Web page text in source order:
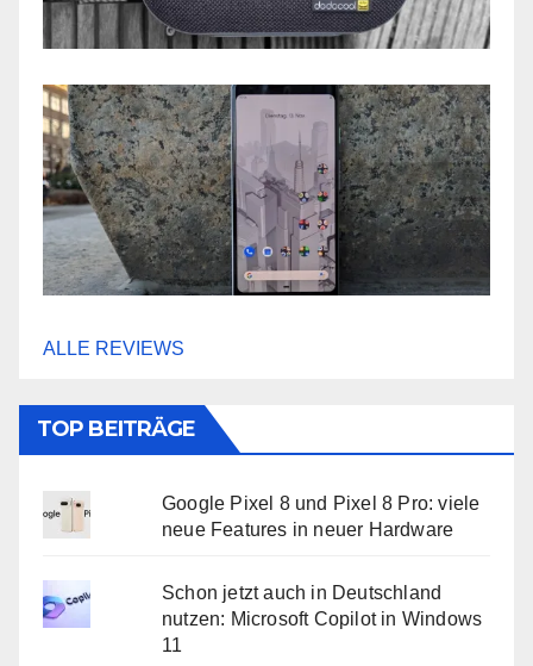
ALLE REVIEWS
TOP BEITRÄGE
Google Pixel 8 und Pixel 8 Pro: viele
neue Features in neuer Hardware
Schon jetzt auch in Deutschland
nutzen: Microsoft Copilot in Windows
11